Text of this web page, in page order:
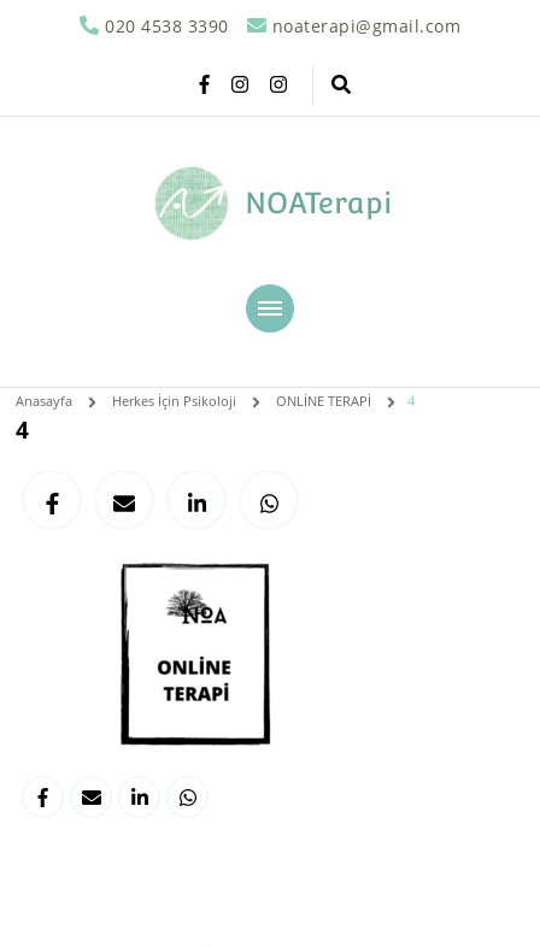
020 4538 3390 noaterapi@gmail.com
NOATerapi
Anasayfa Herkes İçin Psikoloji ONLİNE TERAPİ 4
4